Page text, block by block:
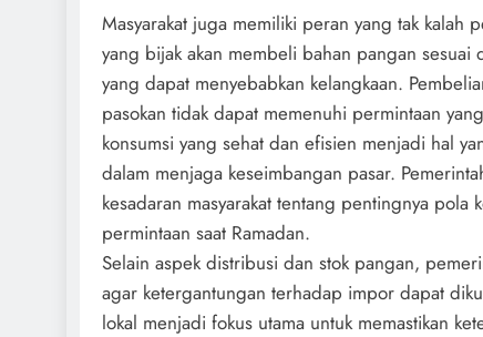
Masyarakat juga memiliki peran yang tak kalah
yang bijak akan membeli bahan pangan
yang dapat menyebabkan kelangkaan.
pasokan tidak dapat memenuhi permintaan
konsumsi yang sehat dan efisien menjadi hal
dalam menjaga keseimbangan pasar.
kesadaran masyarakat tentang pentingnya
permintaan saat Ramadan.
Selain aspek distribusi dan stok pangan,
agar ketergantungan terhadap impor dapat
lokal menjadi fokus utama untuk memastikan